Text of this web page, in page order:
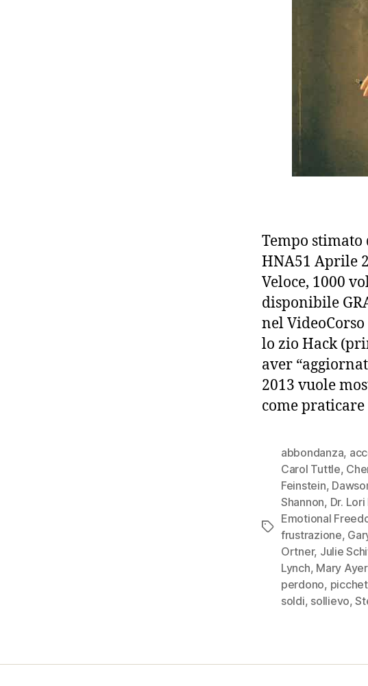
Tempo
HNA51 Aprile
Veloce, 1000
disponibile
nel
lo zio Hack
aver
2013 vuole
come
Tag
abbondanza,
Carol Tuttle,
Feinstein,
Shannon, Dr.
Emotional
frustrazione,
Ortner, Julie
Lynch, Mary
perdono,
soldi, sollievo,